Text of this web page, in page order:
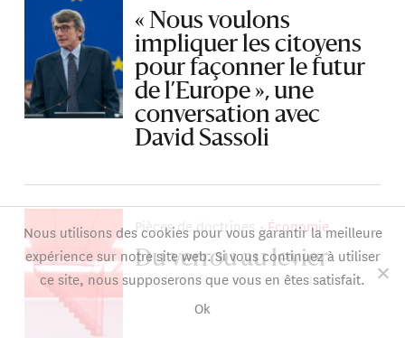
« Nous voulons
impliquer les citoyens
pour façonner le futur
de l’Europe », une
conversation avec
David Sassoli
Pièces de doctrines Économie
Du verrou au levier
Nous utilisons des cookies pour vous garantir la meilleure
expérience sur notre site web. Si vous continuez à utiliser
ce site, nous supposerons que vous en êtes satisfait.
Ok